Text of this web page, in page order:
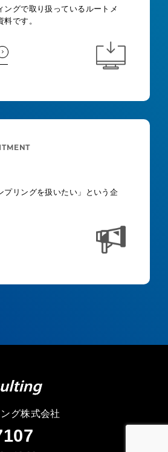
ングで取り扱っているルートメ
です。
プリングを扱いたい」という企
グ株式会社